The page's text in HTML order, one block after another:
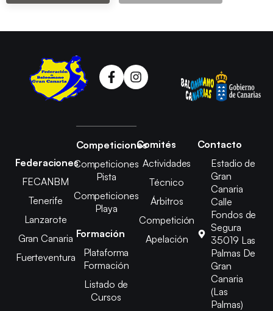
Federaciones
FECANBM
Tenerife
Lanzarote
Gran Canaria
Fuerteventura
Competiciones
Competiciones
Pista
Competiciones
Playa
Formación
Plataforma
Formación
Listado de
Cursos
Comités
Actividades
Técnico
Árbitros
Competición
Apelación
Contacto
Estadio de
Gran
Canaria
Calle
Fondos de
Segura
35019 Las
Palmas De
Gran
Canaria
(Las
Palmas)